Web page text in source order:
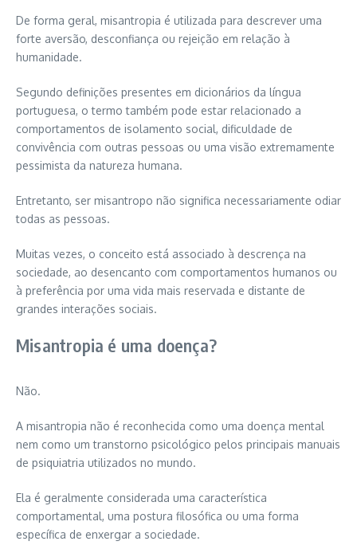
De forma geral, misantropia é utilizada para descrever uma
forte aversão, desconfiança ou rejeição em relação à
humanidade.
Segundo definições presentes em dicionários da língua
portuguesa, o termo também pode estar relacionado a
comportamentos de isolamento social, dificuldade de
convivência com outras pessoas ou uma visão extremamente
pessimista da natureza humana.
Entretanto, ser misantropo não significa necessariamente odiar
todas as pessoas.
Muitas vezes, o conceito está associado à descrença na
sociedade, ao desencanto com comportamentos humanos ou
à preferência por uma vida mais reservada e distante de
grandes interações sociais.
Misantropia é uma doença?
Não.
A misantropia não é reconhecida como uma doença mental
nem como um transtorno psicológico pelos principais manuais
de psiquiatria utilizados no mundo.
Ela é geralmente considerada uma característica
comportamental, uma postura filosófica ou uma forma
específica de enxergar a sociedade.